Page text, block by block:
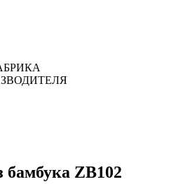
ZB102